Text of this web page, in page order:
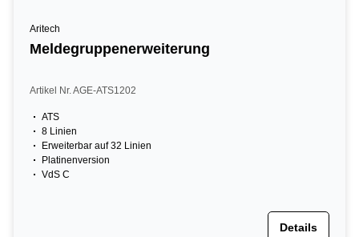
Aritech
Meldegruppenerweiterung
Artikel Nr. AGE-ATS1202
ATS
8 Linien
Erweiterbar auf 32 Linien
Platinenversion
VdS C
Details